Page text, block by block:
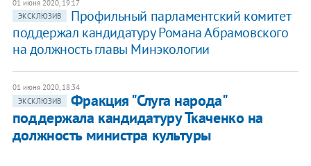
01 июня 2020, 19:17
ЭКСКЛЮЗИВ
Профильный парламентский комитет
поддержал кандидатуру Романа Абрамовского
на должность главы Минэкологии
01 июня 2020, 18:34
ЭКСКЛЮЗИВ
Фракция "Слуга народа"
поддержала кандидатуру Ткаченко на
должность министра культуры